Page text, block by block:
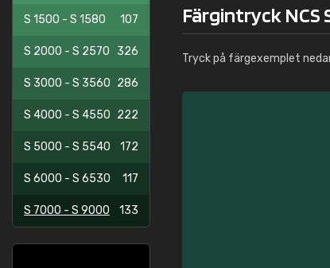
S 1500 - S 1580 107
S 2000 - S 2570 326
S 3000 - S 3560 286
S 4000 - S 4550 222
S 5000 - S 5540 172
S 6000 - S 6530 117
S 7000 - S 9000 133
Färgintryck NCS
Tryck på färgexemplet